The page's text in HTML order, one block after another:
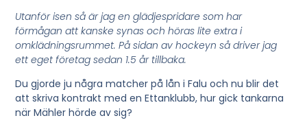
Utanför isen så är jag en glädjespridare som har
förmågan att kanske synas och höras lite extra i
omklädningsrummet. På sidan av hockeyn så driver jag
ett eget företag sedan 1.5 år tillbaka.
Du gjorde ju några matcher på lån i Falu och nu blir det
att skriva kontrakt med en Ettanklubb, hur gick tankarna
när Mähler hörde av sig?